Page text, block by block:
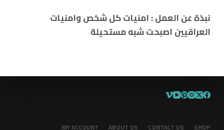
نبذة عن العمل: امنيات كل شخص وامنيات
العراقيين اصبحت شبه مستحيلة
SHOP
CONTACT US
ABOUT US
MY ACCOUNT